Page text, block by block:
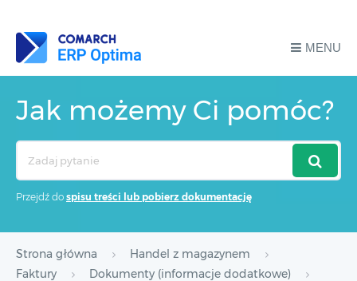
MENU
Jak możemy Ci pomóc?
Przejdź do spisu treści lub pobierz dokumentację
Strona główna
Handel z magazynem
Faktury
Dokumenty (informacje dodatkowe)